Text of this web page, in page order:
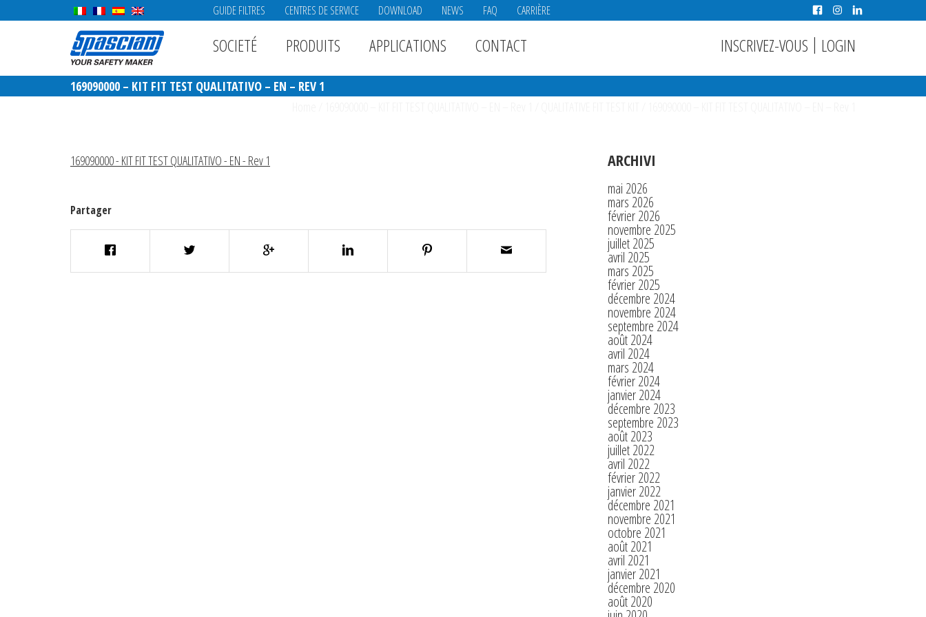
GUIDE FILTRES CENTRES DE SERVICE DOWNLOAD NEWS FAQ CARRIÈRE
SOCIETÉ PRODUITS APPLICATIONS CONTACT INSCRIVEZ-VOUS | LOGIN
169090000 – KIT FIT TEST QUALITATIVO – EN – REV 1
169090000 - KIT FIT TEST QUALITATIVO - EN - Rev 1
Partager
ARCHIVI
mai 2026
mars 2026
février 2026
novembre 2025
juillet 2025
avril 2025
mars 2025
février 2025
décembre 2024
novembre 2024
septembre 2024
août 2024
avril 2024
mars 2024
février 2024
janvier 2024
décembre 2023
septembre 2023
août 2023
juillet 2022
avril 2022
février 2022
janvier 2022
décembre 2021
novembre 2021
octobre 2021
août 2021
avril 2021
janvier 2021
décembre 2020
août 2020